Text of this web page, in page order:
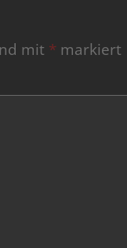
mit * markiert